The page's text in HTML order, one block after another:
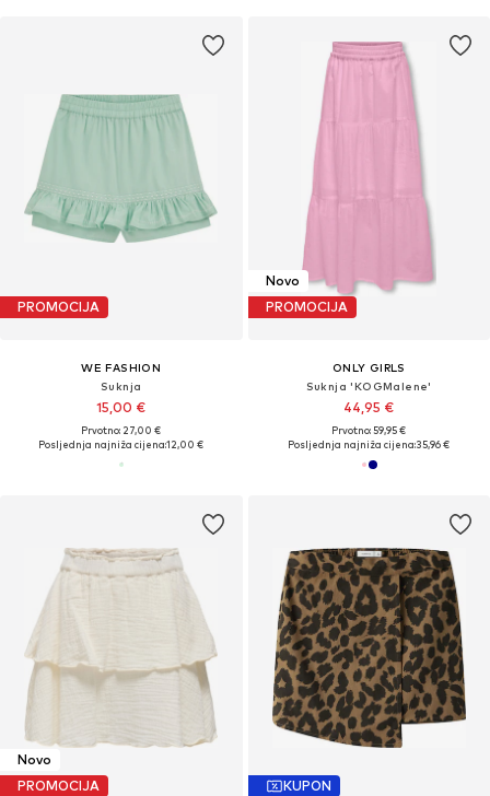
PROMOCIJA
WE FASHION
Suknja
15,00 €
Prvotno: 27,00 €
Posljednja najniža cijena:12,00 €
Novo
PROMOCIJA
ONLY GIRLS
Suknja 'KOGMalene'
44,95 €
Prvotno: 59,95 €
Posljednja najniža cijena:35,96 €
Novo
PROMOCIJA
KUPON